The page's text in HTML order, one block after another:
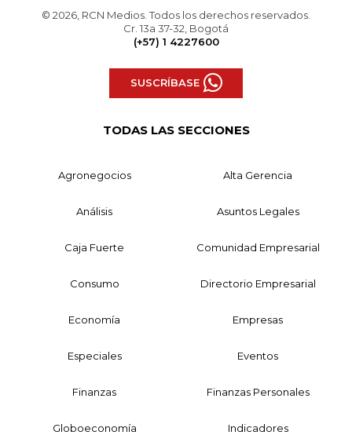
© 2026, RCN Medios. Todos los derechos reservados.
Cr. 13a 37-32, Bogotá
(+57) 1 4227600
SUSCRÍBASE
TODAS LAS SECCIONES
Agronegocios Alta Gerencia
Análisis Asuntos Legales
Caja Fuerte Comunidad Empresarial
Consumo Directorio Empresarial
Economía Empresas
Especiales Eventos
Finanzas Finanzas Personales
Globoeconomía Indicadores